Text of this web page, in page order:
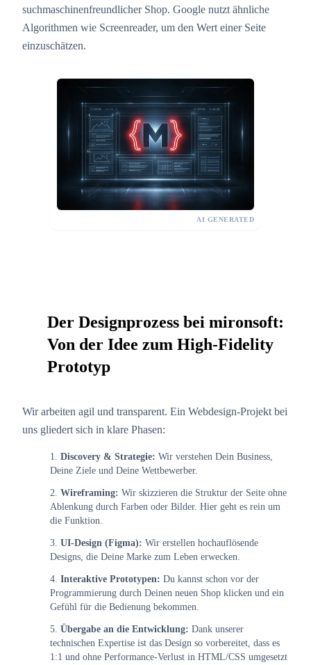
suchmaschinenfreundlicher Shop. Google nutzt ähnliche
Algorithmen wie Screenreader, um den Wert einer Seite
einzuschätzen.
AI GENERATED
Der Designprozess bei mironsoft:
Von der Idee zum High-Fidelity
Prototyp
Wir arbeiten agil und transparent. Ein Webdesign-Projekt bei
uns gliedert sich in klare Phasen:
Discovery & Strategie: Wir verstehen Dein Business,
Deine Ziele und Deine Wettbewerber.
Wireframing: Wir skizzieren die Struktur der Seite ohne
Ablenkung durch Farben oder Bilder. Hier geht es rein um
die Funktion.
UI-Design (Figma): Wir erstellen hochauflösende
Designs, die Deine Marke zum Leben erwecken.
Interaktive Prototypen: Du kannst schon vor der
Programmierung durch Deinen neuen Shop klicken und ein
Gefühl für die Bedienung bekommen.
Übergabe an die Entwicklung: Dank unserer
technischen Expertise ist das Design so vorbereitet, dass es
1:1 und ohne Performance-Verlust in HTML/CSS umgesetzt